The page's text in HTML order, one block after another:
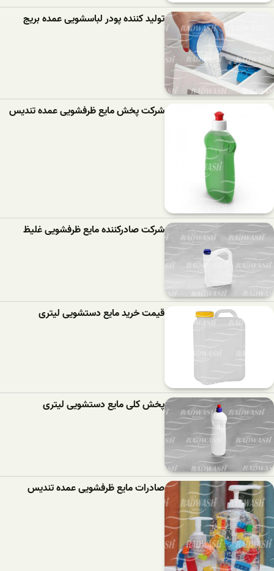
تولید کننده پودر لباسشویی عمده بریج
شرکت پخش مایع ظرفشویی عمده تندیس
شرکت صادرکننده مایع ظرفشویی غلیظ
قیمت خرید مایع دستشویی لیتری
پخش کلی مایع دستشویی لیتری
صادرات مایع ظرفشویی عمده تندیس